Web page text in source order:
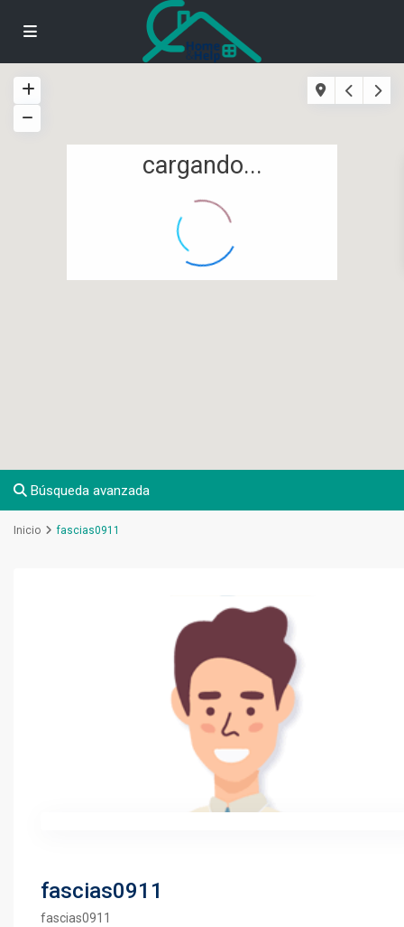
cargando...
Búsqueda avanzada
Inicio fascias0911
fascias0911
fascias0911